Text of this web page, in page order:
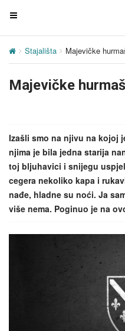
T
g
e
i
g
a
t
i
o
Stajališta Majevičke
Majevičke
Izašli smo na njivu na kojoj
njima je bila jedna starija
toj bljuhavici i snijegu
cegera nekoliko kapa i
nađe, hladne su noći. Ja
više nema. Poginuo je na